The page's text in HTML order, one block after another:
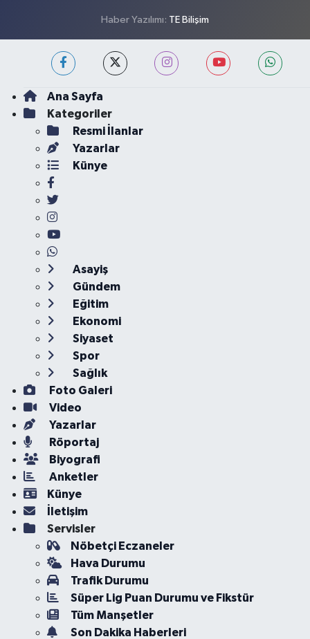
Haber Yazılımı: TE Bilişim
Ana Sayfa
Kategoriler
Resmi İlanlar
Yazarlar
Künye
Asayiş
Gündem
Eğitim
Ekonomi
Siyaset
Spor
Sağlık
Foto Galeri
Video
Yazarlar
Röportaj
Biyografi
Anketler
Künye
İletişim
Servisler
Nöbetçi Eczaneler
Hava Durumu
Trafik Durumu
Süper Lig Puan Durumu ve Fikstür
Tüm Manşetler
Son Dakika Haberleri